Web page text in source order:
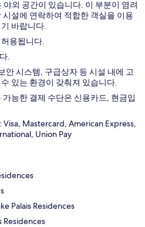
외 공간이 있습니다. 이 부분이 염려
설에 연락하여 적합한 객실을 이용
바랍니다.
용됩니다.
.
안 시스템, 구급상자 등 시설 내에 고
있는 환경이 갖춰져 있습니다.
능한 결제 수단은 신용카드, 현금입
Visa, Mastercard, American Express,
Union Pay
Palais Residences
Residences